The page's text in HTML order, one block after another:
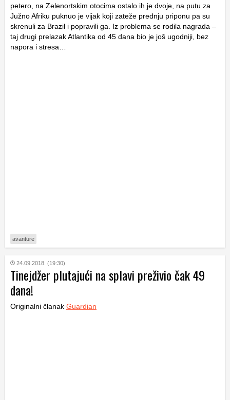
petero, na Zelenortskim otocima ostalo ih je dvoje, na putu za
Južno Afriku puknuo je vijak koji zateže prednju priponu pa su
skrenuli za Brazil i popravili ga. Iz problema se rodila nagrada –
taj drugi prelazak Atlantika od 45 dana bio je još ugodniji, bez
napora i stresa…
avanture
24.09.2018. (19:30)
Tinejdžer plutajući na splavi preživio čak 49
dana!
Originalni članak Guardian